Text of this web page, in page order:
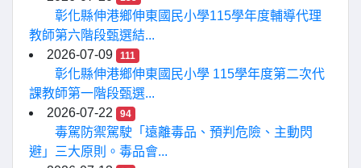
彰化縣伸港鄉伸東國民小學115學年度輔導代理
教師第六階段甄選結...
2026-07-09
111
彰化縣伸港鄉伸東國民小學 115學年度第二次代
課教師第一階段甄選...
2026-07-22
94
毒駕防禦駕駛「遠離毒品、預判危險、主動閃
避」三大原則。毒品會...